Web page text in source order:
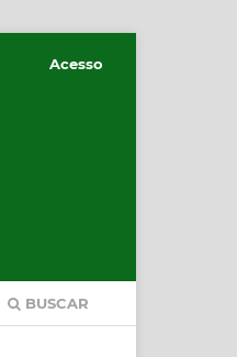
BUSCAR
Acesso